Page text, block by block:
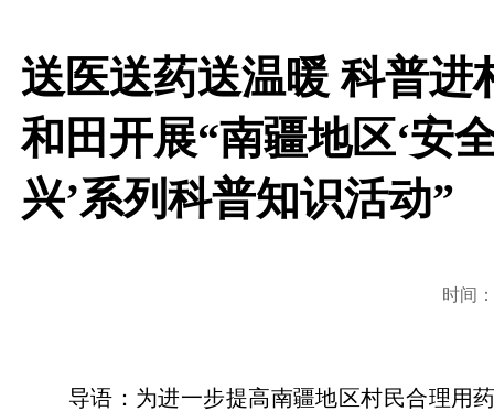
送医送药送温暖 科普
和田开展“南疆地区‘安
兴’系列科普知识活动”
时间
导语：为进一步提高南疆地区村民合理用